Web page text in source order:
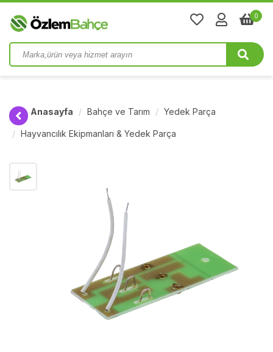
0
Anasayfa Bahçe ve Tarım Yedek Parça
Hayvancılık Ekipmanları & Yedek Parça